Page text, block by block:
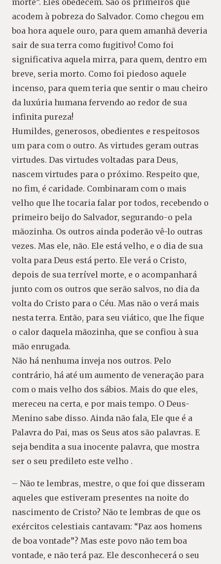
morte”. Eles obedecem. São os primeiros que
acodem à pobreza do Salvador. Como chegou em
boa hora aquele ouro, para quem amanhã deveria
sair de sua terra como fugitivo! Como foi
significativa aquela mirra, para quem, dentro em
breve, seria morto. Como foi piedoso aquele
incenso, para quem teria que sentir o mau cheiro
da luxúria humana fervendo ao redor de sua
infinita pureza!
Humildes, generosos, obedientes e respeitosos
um para com o outro. As virtudes geram outras
virtudes. Das virtudes voltadas para Deus,
nascem virtudes para o próximo. Respeito que,
no fim, é caridade. Combinaram com o mais
velho que lhe tocaria falar por todos, recebendo o
primeiro beijo do Salvador, segurando-o pela
mãozinha. Os outros ainda poderão vê-lo outras
vezes. Mas ele, não. Ele está velho, e o dia de sua
volta para Deus está perto. Ele verá o Cristo,
depois de sua terrível morte, e o acompanhará
junto com os outros que serão salvos, no dia da
volta do Cristo para o Céu. Mas não o verá mais
nesta terra. Então, para seu viático, que lhe fique
o calor daquela mãozinha, que se confiou à sua
mão enrugada.
Não há nenhuma inveja nos outros. Pelo
contrário, há até um aumento de veneração para
com o mais velho dos sábios. Mais do que eles,
mereceu na certa, e por mais tempo. O Deus-
Menino sabe disso. Ainda não fala, Ele que é a
Palavra do Pai, mas os Seus atos são palavras. E
seja bendita a sua inocente palavra, que mostra
ser o seu predileto este velho .
– Não te lembras, mestre, o que foi que disseram
aqueles que estiveram presentes na noite do
nascimento de Cristo? Não te lembras de que os
exércitos celestiais cantavam: “Paz aos homens
de boa vontade”? Mas este povo não tem boa
vontade, e não terá paz. Ele desconhecerá o seu